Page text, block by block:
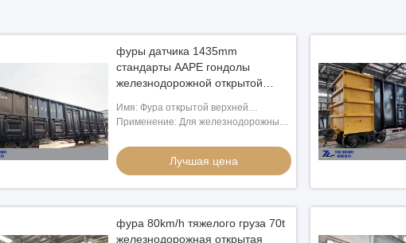
фуры датчика 1435mm
стандарты ААРЕ гондолы
железнодорожной открытой
Имя: Фура открытой верхней
железной дороги гондолы фуры уча
Применение: Для железнодорожных
Лучшая цена
фура 80km/h тяжелого груза 70t
железнодорожная открытая